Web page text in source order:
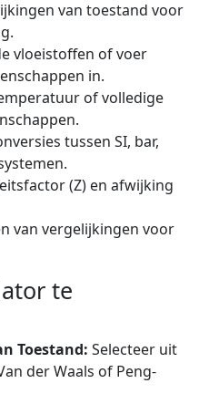
van toestand voor
vloeistoffen of voer
in.
of volledige
tussen SI, bar,
(Z) en afwijking
van vergelijkingen voor
te
Toestand: Selecteer uit
der Waals of Peng-